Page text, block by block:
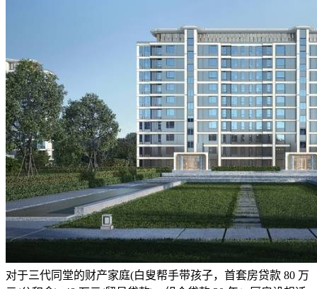
对于三代同堂的财产家庭(白叟帮手带孩子，首套房贷款 80 万